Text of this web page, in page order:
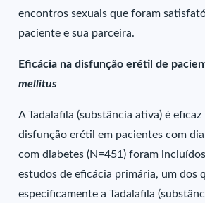
encontros sexuais que foram
paciente e sua parceira.
Eficácia na disfunção erétil de
mellitus
A Tadalafila (substância ativa) é
disfunção erétil em pacientes com
com diabetes (N=451) foram
estudos de eficácia primária, um dos
especificamente a Tadalafila